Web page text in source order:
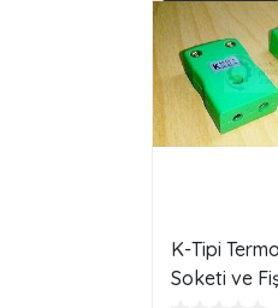
K-Tipi
Soketi ve